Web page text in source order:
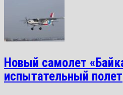
Новый самолет
испытательный полет